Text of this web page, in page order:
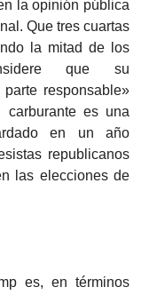
la opinión pública
Que tres cuartas
la mitad de los
que su
responsable»
es una
en un año
republicanos
las elecciones de
es, en términos